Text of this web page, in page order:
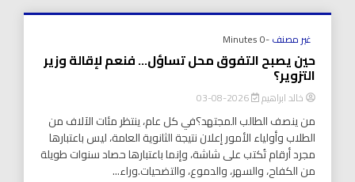
غير مصنف-0 Minutes
حين يصبح التفوق محل تساؤل… فنعم لإقالة وزير
التزوير؟
خالد ابراهيم 2026-08-03
من ينصف الطالب المجتهد؟في كل عام، ينتظر مئات الآلاف من
الطلاب وأولياء الأمور إعلان نتيجة الثانوية العامة، ليس باعتبارها
مجرد أرقام تُكتب على شاشة، وإنما باعتبارها حصاد سنوات طويلة
من الكفاح، والسهر، والدموع، والتضحيات.وراء...